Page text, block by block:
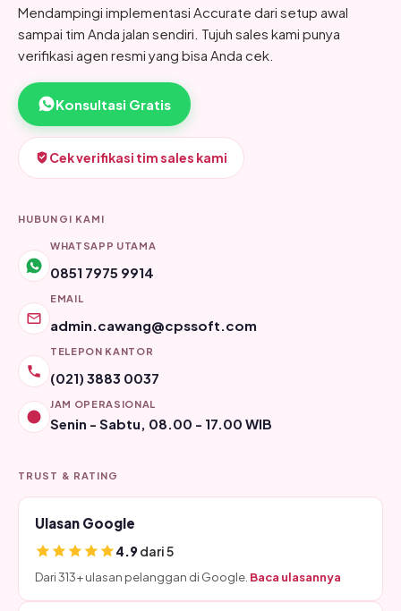
Mendampingi implementasi Accurate dari setup awal
sampai tim Anda jalan sendiri. Tujuh sales kami punya
verifikasi agen resmi yang bisa Anda cek.
Konsultasi Gratis
Cek verifikasi tim sales kami
HUBUNGI KAMI
WHATSAPP UTAMA
0851 7975 9914
EMAIL
admin.cawang@cpssoft.com
TELEPON KANTOR
(021) 3883 0037
JAM OPERASIONAL
Senin - Sabtu, 08.00 - 17.00 WIB
TRUST & RATING
Ulasan Google
4.9dari 5
Dari 313+ ulasan pelanggan di Google. Baca ulasannya